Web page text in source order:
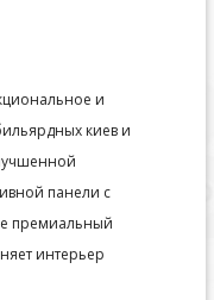
и
киев и
панели с
премиальный
интерьер